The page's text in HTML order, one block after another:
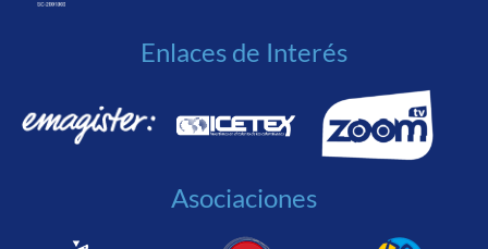
Enlaces de Interés
Asociaciones